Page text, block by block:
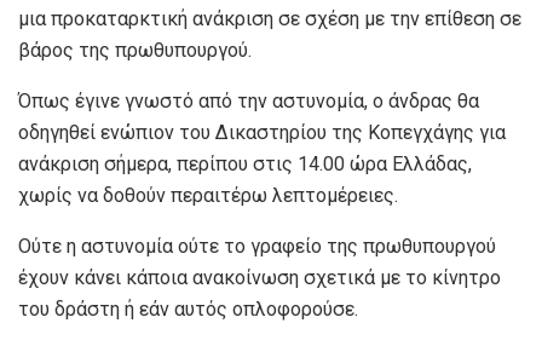
μια προκαταρκτική ανάκριση σε σχέση με την επίθεση σε
βάρος της πρωθυπουργού.
Όπως έγινε γνωστό από την αστυνομία, ο άνδρας θα
οδηγηθεί ενώπιον του Δικαστηρίου της Κοπεγχάγης για
ανάκριση σήμερα, περίπου στις 14.00 ώρα Ελλάδας,
χωρίς να δοθούν περαιτέρω λεπτομέρειες.
Ούτε η αστυνομία ούτε το γραφείο της πρωθυπουργού
έχουν κάνει κάποια ανακοίνωση σχετικά με το κίνητρο
του δράστη ή εάν αυτός οπλοφορούσε.